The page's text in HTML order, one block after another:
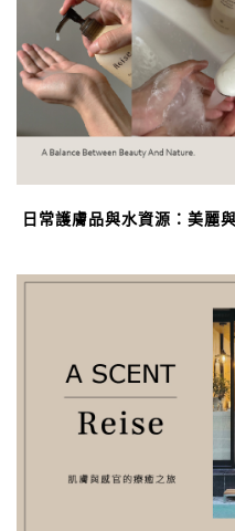
日常護膚品與水資源：美麗